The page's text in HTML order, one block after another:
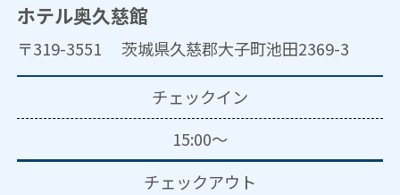
ホテル奥久慈館
〒319-3551 茨城県久慈郡大子町池田2369-3
チェックイン
15:00～
チェックアウト